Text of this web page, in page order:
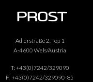
Adlerstraße 2, Top 1
A-4600 Wels/Austria
T: +43(0)7242/329090
F: +43(0)7242/329090-85